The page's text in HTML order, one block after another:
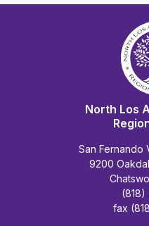
North Los
San Fernando
9200
(818)
fax